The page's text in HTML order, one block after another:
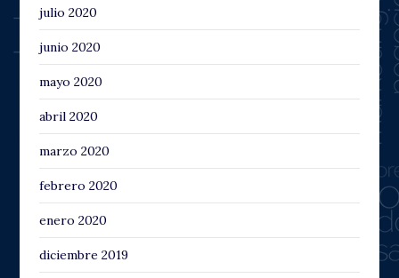
julio 2020
junio 2020
mayo 2020
abril 2020
marzo 2020
febrero 2020
enero 2020
diciembre 2019